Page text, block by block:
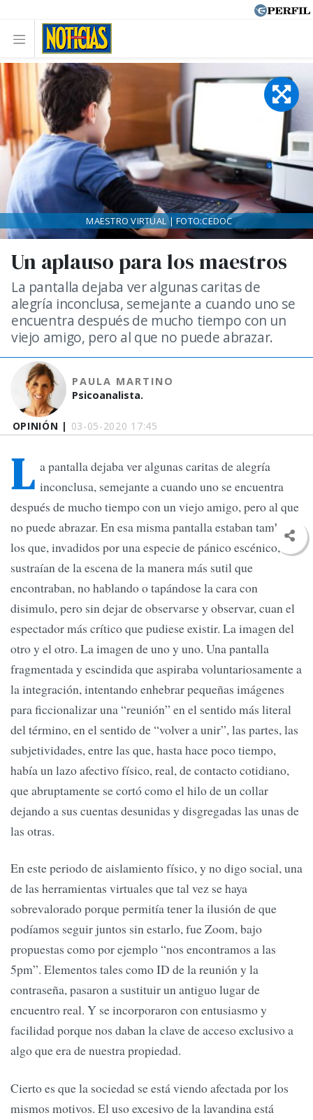
OPINIÓN | 03-05-2020 17:45
Un aplauso para los maestros
La pantalla dejaba ver algunas caritas de
alegría inconclusa, semejante a cuando uno se
encuentra después de mucho tiempo con un
viejo amigo, pero al que no puede abrazar.
PAULA MARTINO
Psicoanalista.
MAESTRO VIRTUAL | FOTO:CEDOC
L a pantalla dejaba ver algunas caritas de alegría
inconclusa, semejante a cuando uno se encuentra
después de mucho tiempo con un viejo amigo, pero al que
no puede abrazar. En esa misma pantalla estaban también
los que, invadidos por una especie de pánico escénico, se
sustraían de la escena de la manera más sutil que
encontraban, no hablando o tapándose la cara con
disimulo, pero sin dejar de observarse y observar, cuan el
espectador más crítico que pudiese existir. La imagen del
otro y el otro. La imagen de uno y uno. Una pantalla
fragmentada y escindida que aspiraba voluntariosamente a
la integración, intentando enhebrar pequeñas imágenes
para ficcionalizar una “reunión” en el sentido más literal
del término, en el sentido de “volver a unir”, las partes, las
subjetividades, entre las que, hasta hace poco tiempo,
había un lazo afectivo físico, real, de contacto cotidiano,
que abruptamente se cortó como el hilo de un collar
dejando a sus cuentas desunidas y disgregadas las unas de
las otras.
En este periodo de aislamiento físico, y no digo social, una
de las herramientas virtuales que tal vez se haya
sobrevalorado porque permitía tener la ilusión de que
podíamos seguir juntos sin estarlo, fue Zoom, bajo
propuestas como por ejemplo “nos encontramos a las
5pm”. Elementos tales como ID de la reunión y la
contraseña, pasaron a sustituir un antiguo lugar de
encuentro real. Y se incorporaron con entusiasmo y
facilidad porque nos daban la clave de acceso exclusivo a
algo que era de nuestra propiedad.
Cierto es que la sociedad se está viendo afectada por los
mismos motivos. El uso excesivo de la lavandina está